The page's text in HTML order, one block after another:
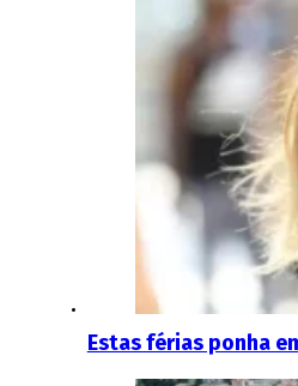
Estas férias ponha